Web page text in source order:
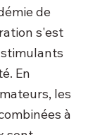
de
s'est
En
les
à